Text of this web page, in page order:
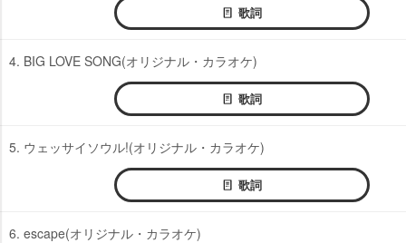
歌詞
4. BIG LOVE SONG(オリジナル・カラオケ)
歌詞
5. ウェッサイソウル!(オリジナル・カラオケ)
歌詞
6. escape(オリジナル・カラオケ)